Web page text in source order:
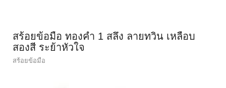
สร้อยข้อมือ ทองคำ 1 สลึง ลายทวิน เหลือบ
สองสี ระย้าหัวใจ
สร้อยข้อมือ